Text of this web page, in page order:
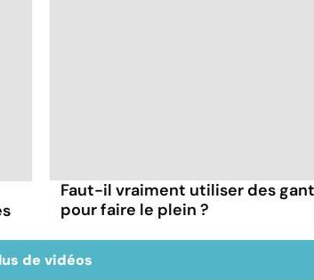
Faut-il vraiment utiliser des
pour faire le plein ?
de vidéos